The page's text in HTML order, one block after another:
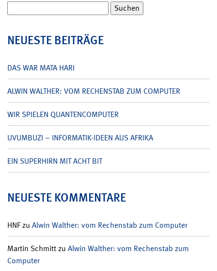
nach:
NEUESTE BEITRÄGE
DAS WAR MATA HARI
ALWIN WALTHER: VOM RECHENSTAB ZUM COMPUTER
WIR SPIELEN QUANTENCOMPUTER
UVUMBUZI – INFORMATIK-IDEEN AUS AFRIKA
EIN SUPERHIRN MIT ACHT BIT
NEUESTE KOMMENTARE
HNFzu Alwin Walther: vom Rechenstab zum Computer
Martin Schmittzu Alwin Walther: vom Rechenstab zum
Computer